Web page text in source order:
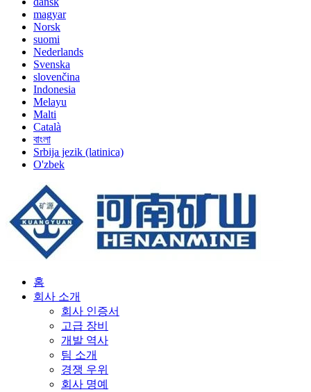
magyar
Norsk
suomi
Nederlands
Svenska
slovenčina
Indonesia
Melayu
Malti
Català
বাংলা
Srbija jezik (latinica)
O'zbek
홈
회사 소개
회사 인증서
고급 장비
개발 역사
팀 소개
경쟁 우위
회사 명예